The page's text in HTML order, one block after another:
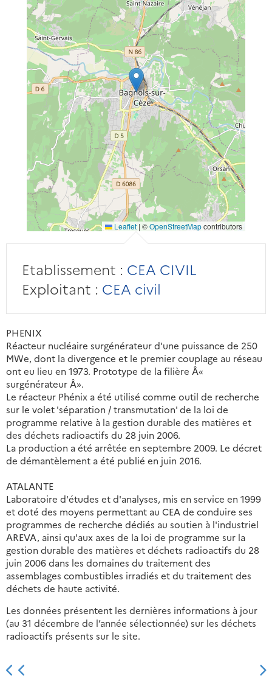
Leaflet | ©OpenStreetMapcontributors
Etablissement : CEA CIVIL
Exploitant : CEA civil
PHENIX
Réacteur nucléaire surgénérateur d'une puissance de 250
MWe, dont la divergence et le premier couplage au réseau
ont eu lieu en 1973. Prototype de la filière Â«
surgénérateur Â».
Le réacteur Phénix a été utilisé comme outil de recherche
sur le volet 'séparation / transmutation' de la loi de
programme relative à la gestion durable des matières et
des déchets radioactifs du 28 juin 2006.
La production a été arrêtée en septembre 2009. Le décret
de démantèlement a été publié en juin 2016.
ATALANTE
Laboratoire d'études et d'analyses, mis en service en 1999
et doté des moyens permettant au CEA de conduire ses
programmes de recherche dédiés au soutien à l'industriel
AREVA, ainsi qu'aux axes de la loi de programme sur la
gestion durable des matières et déchets radioactifs du 28
juin 2006 dans les domaines du traitement des
assemblages combustibles irradiés et du traitement des
déchets de haute activité.
Les données présentent les dernières informations à jour
(au 31 décembre de l’année sélectionnée) sur les déchets
radioactifs présents sur le site.